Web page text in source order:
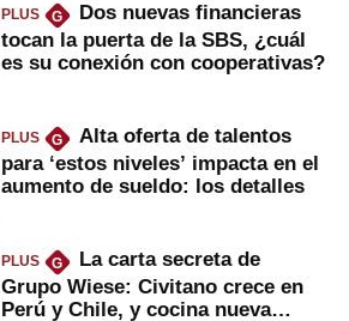
PLUS G
Dos nuevas financieras
tocan la puerta de la SBS, ¿cuál
es su conexión con cooperativas?
PLUS G
Alta oferta de talentos
para ‘estos niveles’ impacta en el
aumento de sueldo: los detalles
PLUS G
La carta secreta de
Grupo Wiese: Civitano crece en
Perú y Chile, y cocina nueva